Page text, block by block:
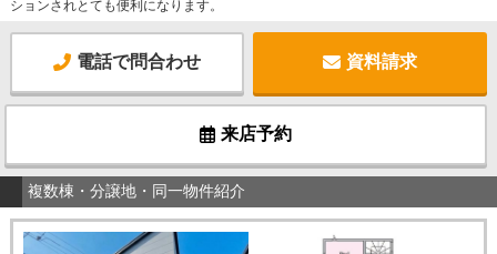
ションされとても便利になります。
電話で問合わせ 資料請求
来店予約
複数棟・分譲地・同一物件紹介